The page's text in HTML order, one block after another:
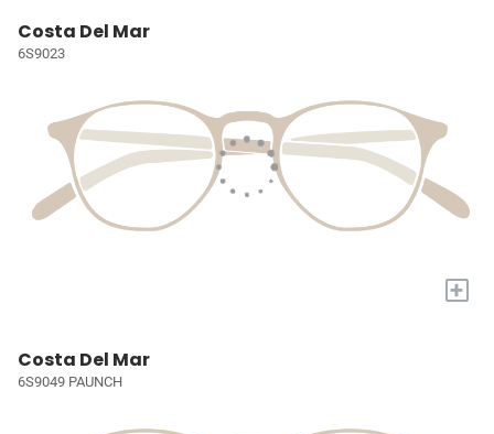
Costa Del Mar
6S9023
+
Costa Del Mar
6S9049 PAUNCH